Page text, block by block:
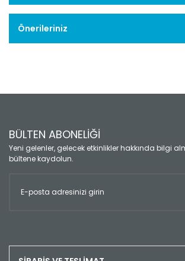
Önerileriniz
BÜLTEN ABONELİĞİ
Yeni gelenler, gelecek etkinlikler hakkında bilgi
bültene kaydolun.